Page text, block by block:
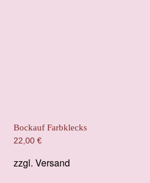
Bockauf Farbklecks
22,00 €
zzgl. Versand